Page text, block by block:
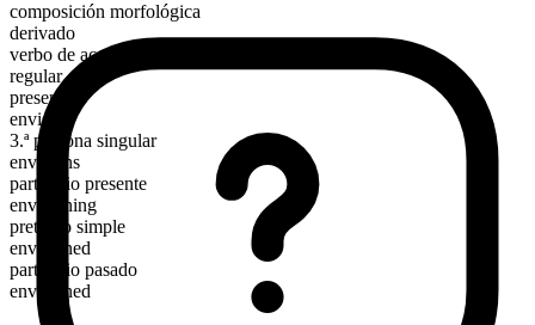
composición morfológica
derivado
verbo de acción
regular
presente
envision
3.ª persona singular
envisions
participio presente
envisioning
pretérito simple
envisioned
participio pasado
envisioned